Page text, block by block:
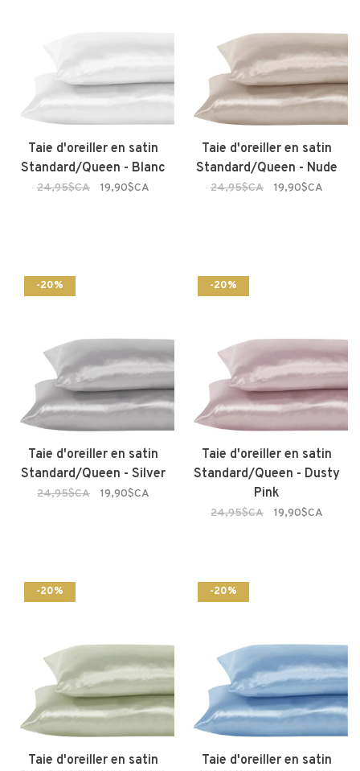
Taie d'oreiller en satin
Standard/Queen - Blanc
24,95$CA 19,90$CA
Taie d'oreiller en satin
Standard/Queen - Nude
24,95$CA 19,90$CA
-20%
Taie d'oreiller en satin
Standard/Queen - Silver
24,95$CA 19,90$CA
-20%
Taie d'oreiller en satin
Standard/Queen - Dusty
Pink
24,95$CA 19,90$CA
-20%
Taie d'oreiller en satin
-20%
Taie d'oreiller en satin